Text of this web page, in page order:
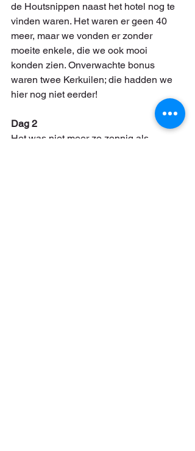
de Houtsnippen naast het hotel nog te
vinden waren. Het waren er geen 40
meer, maar we vonden er zonder
moeite enkele, die we ook mooi
konden zien. Onverwachte bonus
waren twee Kerkuilen; die hadden we
hier nog niet eerder!
Dag 2
Het was niet meer zo zonnig als